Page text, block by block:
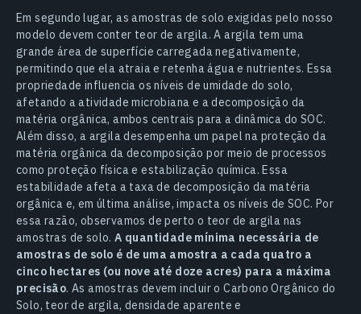
Em segundo lugar, as amostras de solo exigidas pelo nosso
modelo devem conter teor de argila. A argila tem uma
grande área de superfície carregada negativamente,
permitindo que ela atraia e retenha água e nutrientes. Essa
propriedade influencia os níveis de umidade do solo,
afetando a atividade microbiana e a decomposição da
matéria orgânica, ambos centrais para a dinâmica do SOC.
Além disso, a argila desempenha um papel na proteção da
matéria orgânica da decomposição por meio de processos
como proteção física e estabilização química. Essa
estabilidade afeta a taxa de decomposição da matéria
orgânica e, em última análise, impacta os níveis de SOC. Por
essa razão, observamos de perto o teor de argila nas
amostras de solo.A quantidade mínima necessária de
amostras de solo é de uma amostra a cada quatro a
cinco hectares (ou nove até doze acres) para a máxima
precisão. As amostras devem incluir o Carbono Orgânico do
Solo, teor de argila, densidade aparente e